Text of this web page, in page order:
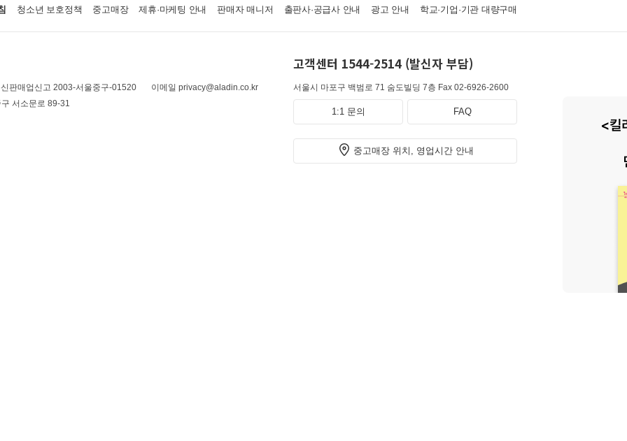
청소년 보호정책 중고매장 제휴·마케팅 안내 판매자 매니저 출판사·공급사 안내 광고 안내 학교·기업·기관 대량구매
판매업신고 2003-서울중구-01520
이메일 privacy@aladin.co.kr
서소문로 89-31
고객센터 1544-2514 (발신자 부담)
서울시 마포구 백범로 71 숨도빌딩 7층 Fax 02-6926-2600
1:1 문의 FAQ
중고매장 위치, 영업시간 안내